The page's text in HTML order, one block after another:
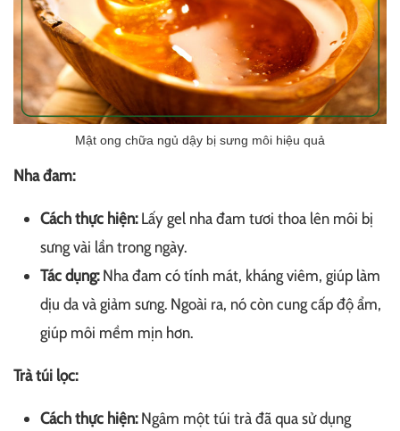
Mật ong chữa ngủ dậy bị sưng môi hiệu quả
Nha đam:
Cách thực hiện:Lấy gel nha đam tươi thoa lên môi bị
sưng vài lần trong ngày.
Tác dụng:Nha đam có tính mát, kháng viêm, giúp làm
dịu da và giảm sưng. Ngoài ra, nó còn cung cấp độ ẩm,
giúp môi mềm mịn hơn.
Trà túi lọc:
Cách thực hiện:Ngâm một túi trà đã qua sử dụng